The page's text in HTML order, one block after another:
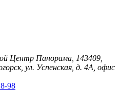
Центр Панорама, 143409,
ул. Успенская, д. 4А, офис
98